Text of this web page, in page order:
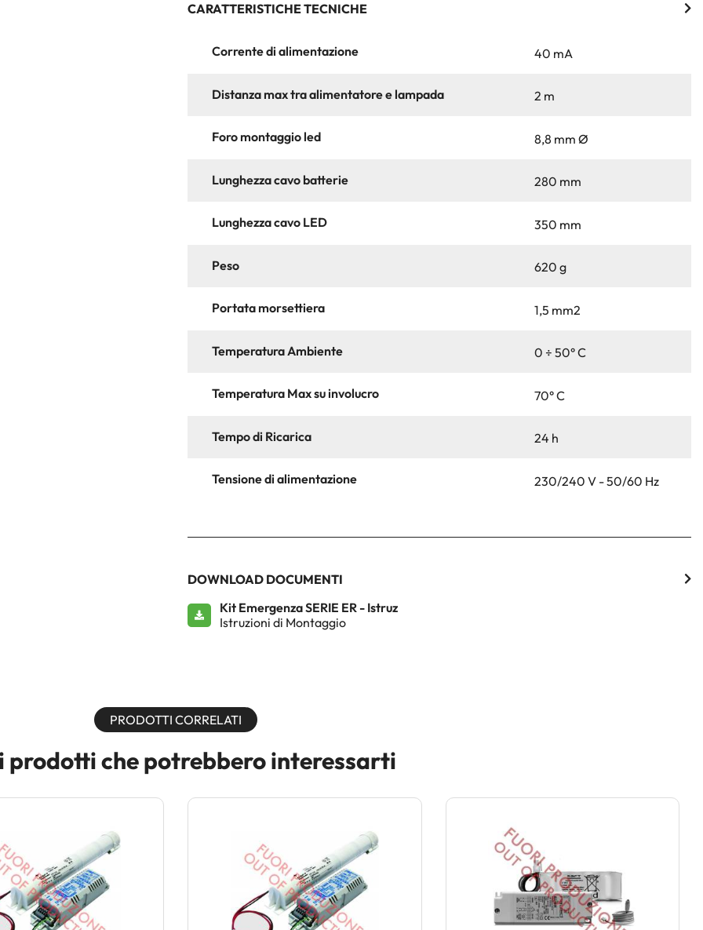
CARATTERISTICHE TECNICHE
Corrente di alimentazione 40 mA
Distanza max tra alimentatore e lampada 2 m
Foro montaggio led 8,8 mm Ø
Lunghezza cavo batterie 280 mm
Lunghezza cavo LED 350 mm
Peso 620 g
Portata morsettiera 1,5 mm2
Temperatura Ambiente 0 ÷ 50° C
Temperatura Max su involucro 70° C
Tempo di Ricarica 24 h
Tensione di alimentazione 230/240 V - 50/60 Hz
DOWNLOAD DOCUMENTI
Kit Emergenza SERIE ER - Istruz
Istruzioni di Montaggio
PRODOTTI CORRELATI
che potrebbero interessarti